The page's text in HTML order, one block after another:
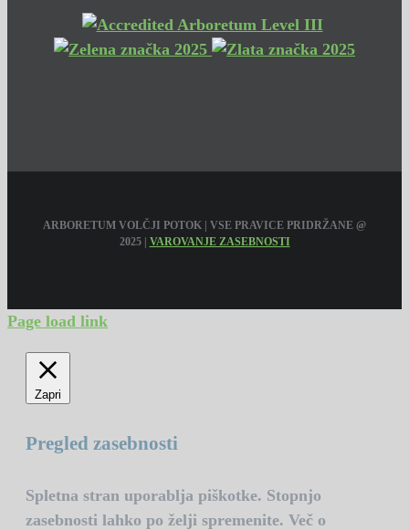
ARBORETUM VOLČJI POTOK | VSE PRAVICE PRIDRŽANE @
2025 | VAROVANJE ZASEBNOSTI
Page load link
Zapri
Pregled zasebnosti
Spletna stran uporablja piškotke. Stopnjo
zasebnosti lahko po želji spremenite. Več o